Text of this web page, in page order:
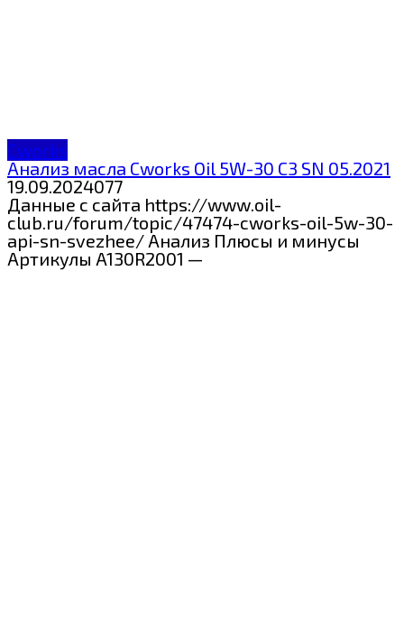
Cworks
Анализ масла Cworks Oil 5W-30 C3 SN 05.2021
19.09.2024077
Данные с сайта https://www.oil-
club.ru/forum/topic/47474-cworks-oil-5w-30-
api-sn-svezhee/ Анализ Плюсы и минусы
Артикулы A130R2001 —